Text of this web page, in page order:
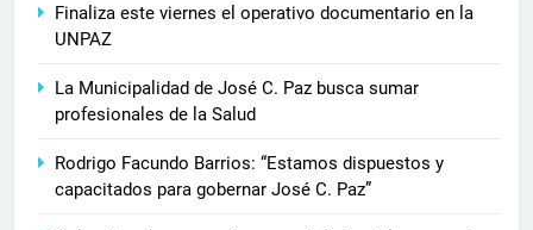
Finaliza este viernes el operativo documentario en la
UNPAZ
La Municipalidad de José C. Paz busca sumar
profesionales de la Salud
Rodrigo Facundo Barrios: “Estamos dispuestos y
capacitados para gobernar José C. Paz”